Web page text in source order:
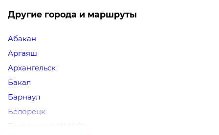
Другие города и маршруты
Абакан
Аргаяш
Архангельск
Бакал
Барнаул
Белорецк
Белоярский (ХМАО)